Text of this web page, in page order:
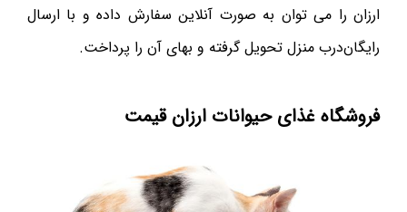
ارزان را می توان به صورت آنلاین سفارش داده و با ارسال
رایگان‌درب منزل تحویل گرفته و بهای آن را پرداخت.
فروشگاه غذای حیوانات ارزان قیمت